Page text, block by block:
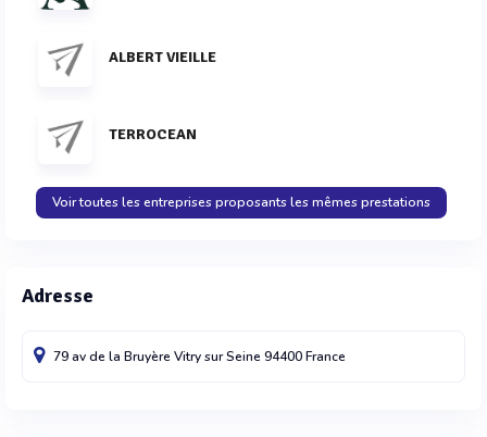
ALBERT VIEILLE
TERROCEAN
Voir toutes les entreprises proposants les mêmes prestations
Adresse
79 av de la Bruyère Vitry sur Seine 94400France